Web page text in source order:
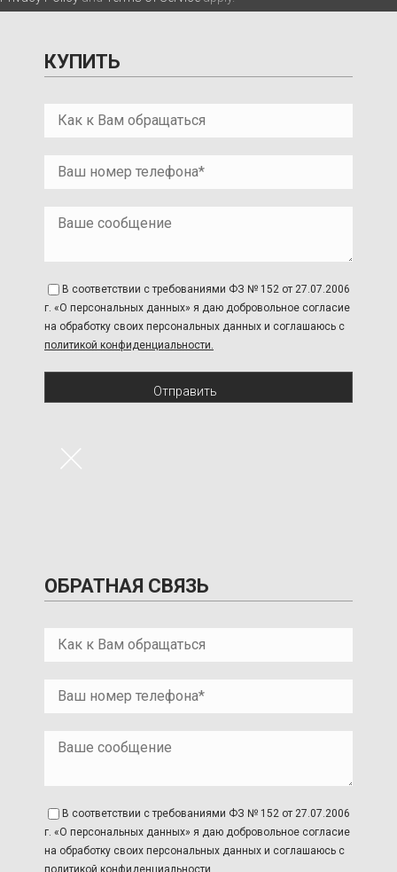
КУПИТЬ
В соответствии с требованиями ФЗ № 152 от 27.07.2006
г. «О персональных данных» я даю добровольное согласие
на обработку своих персональных данных и соглашаюсь с
политикой конфиденциальности.
Отправить
×
ОБРАТНАЯ СВЯЗЬ
В соответствии с требованиями ФЗ № 152 от 27.07.2006
г. «О персональных данных» я даю добровольное согласие
на обработку своих персональных данных и соглашаюсь с
политикой конфиденциальности.